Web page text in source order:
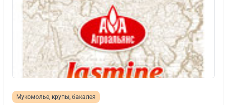
Мукомолье, крупы, бакалея